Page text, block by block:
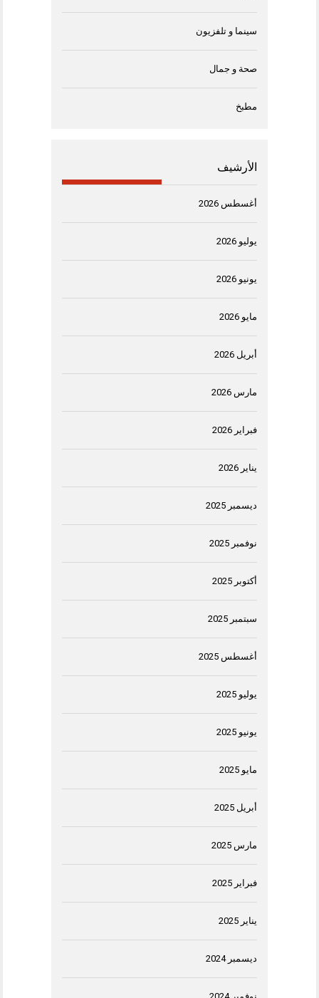
سينما و تلفزيون
صحة و جمال
مطبخ
الأرشيف
أغسطس 2026
يوليو 2026
يونيو 2026
مايو 2026
أبريل 2026
مارس 2026
فبراير 2026
يناير 2026
ديسمبر 2025
نوفمبر 2025
أكتوبر 2025
سبتمبر 2025
أغسطس 2025
يوليو 2025
يونيو 2025
مايو 2025
أبريل 2025
مارس 2025
فبراير 2025
يناير 2025
ديسمبر 2024